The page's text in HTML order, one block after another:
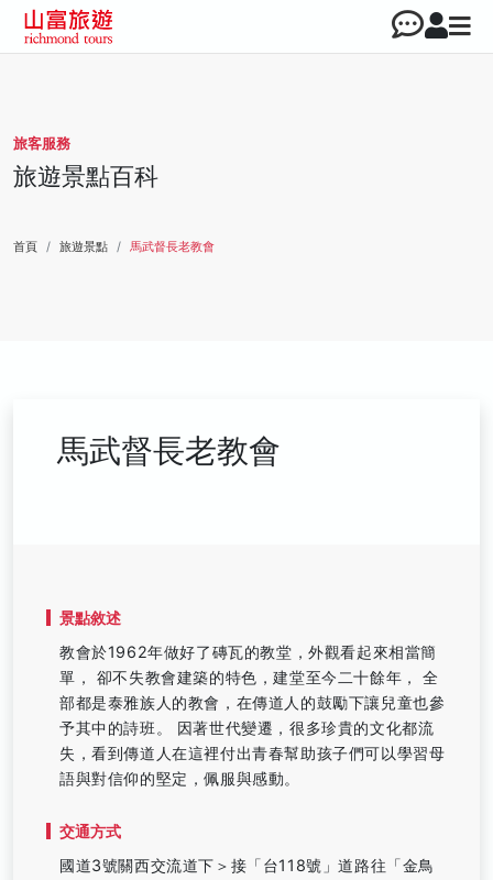
旅客服務
旅遊景點百科
首頁 旅遊景點 馬武督長老教會
馬武督長老教會
景點敘述
教會於1962年做好了磚瓦的教堂，外觀看起來相當簡
單， 卻不失教會建築的特色，建堂至今二十餘年， 全
部都是泰雅族人的教會，在傳道人的鼓勵下讓兒童也參
予其中的詩班。 因著世代變遷，很多珍貴的文化都流
失，看到傳道人在這裡付出青春幫助孩子們可以學習母
語與對信仰的堅定，佩服與感動。
交通方式
國道3號關西交流道下＞接「台118號」道路往「金鳥